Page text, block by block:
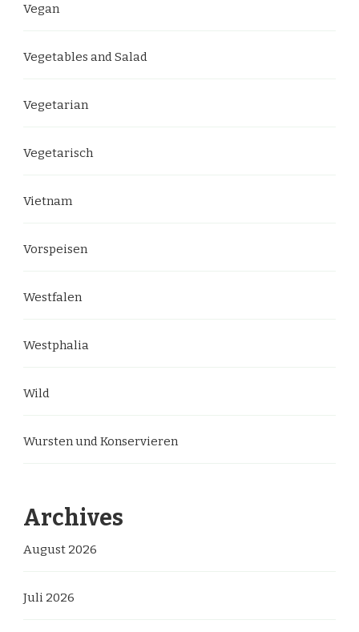
Vegan
Vegetables and Salad
Vegetarian
Vegetarisch
Vietnam
Vorspeisen
Westfalen
Westphalia
Wild
Wursten und Konservieren
Archives
August 2026
Juli 2026